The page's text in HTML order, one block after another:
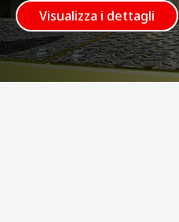
Visualizza i dettagli